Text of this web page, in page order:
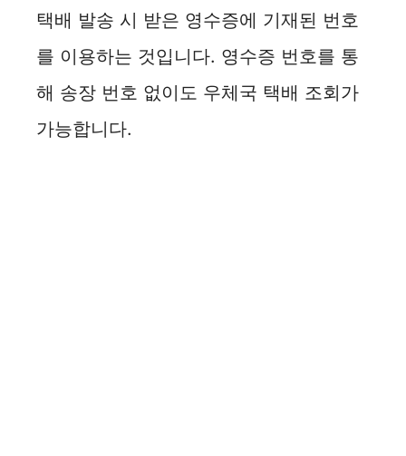
택배 발송 시 받은 영수증에 기재된 번호
를 이용하는 것입니다. 영수증 번호를 통
해 송장 번호 없이도 우체국 택배 조회가
가능합니다.